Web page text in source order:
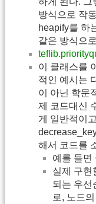
방식으로 작
heapify를 하
같은 방식으
이 클래스를
적인 예시는
이 아닌 학문
제 코드대신
게 일반적이
해서 코드를
예를 들면
실제 구현
되는 우선
로, 노드